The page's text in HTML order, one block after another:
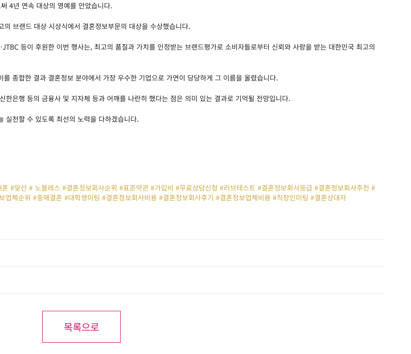
4년 연속 대상의 영예를 안았습니다.
브랜드 대상 시상식에서 결혼정보부문의 대상을 수상했습니다.
등이 후원한 이번 행사는, 최고의 품질과 가치를 인정받는 브랜드평가로 소비자들로부터 신뢰와 사랑을 받는 대한민국 최고의
종합한 결과 결혼정보 분야에서 가장 우수한 기업으로 가연이 당당하게 그 이름을 올렸습니다.
은행 등의 금융사 및 지자체 등과 어깨를 나란히 했다는 점은 의미 있는 결과로 기억될 전망입니다.
실천할 수 있도록 최선의 노력을 다하겠습니다.
#맞선 # 노블레스 #결혼정보회사순위 #표준약관 #가입비 #무료상담신청 #러브테스트 #결혼정보회사등급 #결혼정보회사추천 #
체순위 #중매결혼 #대학생미팅 #결혼정보회사비용 #결혼정보회사후기 #결혼정보업체비용 #직장인미팅 #결혼상대자
목록으로